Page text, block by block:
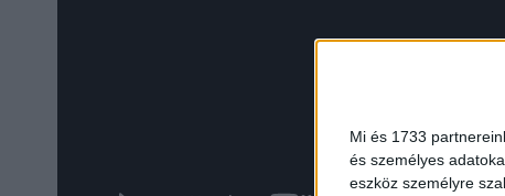
Mi és 1733
és személyes
eszköz személyre